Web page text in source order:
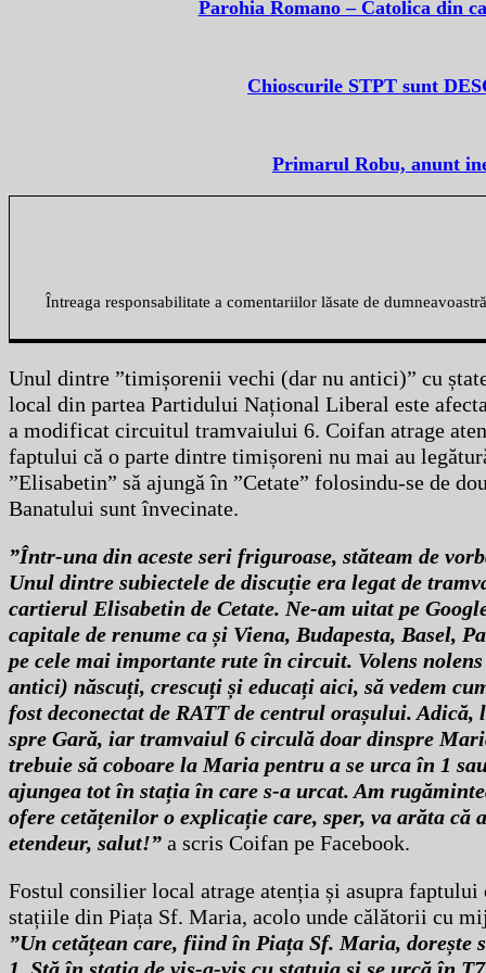
Parohia Romano – Catolica din
Chioscurile STPT sunt
Primarul Robu, anunt
Întreaga responsabilitate a comentariilor lăsate de
Unul dintre ”timișorenii vechi (dar nu antici)” cu
local din partea Partidului Național Liberal este
a modificat circuitul tramvaiului 6. Coifan atrage
faptului că o parte dintre timișoreni nu mai au
”Elisabetin” să ajungă în ”Cetate” folosindu-se de
Banatului sunt învecinate.
”Într-una din aceste seri friguroase, stăteam de
Unul dintre subiectele de discuție era legat de
cartierul Elisabetin de Cetate. Ne-am uitat pe
capitale de renume ca și Viena, Budapesta, Basel,
pe cele mai importante rute în circuit. Volens
antici) născuți, crescuți și educați aici, să vedem
fost deconectat de RATT de centrul orașului.
spre Gară, iar tramvaiul 6 circulă doar dinspre
trebuie să coboare la Maria pentru a se urca în 1
ajungea tot în stația în care s-a urcat. Am
ofere cetățenilor o explicație care, sper, va arăta că
etendeur, salut!” a scris Coifan pe Facebook.
Fostul consilier local atrage atenția și asupra
stațiile din Piața Sf. Maria, acolo unde călătorii cu
”Un cetățean care, fiind în Piața Sf. Maria,